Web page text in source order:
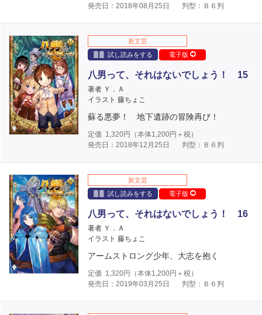
発売日：2018年08月25日
判型：Ｂ６判
新文芸
試し読みをする
電子版
八男って、それはないでしょう！ 15
著者 Ｙ．Ａ
イラスト 藤ちょこ
蘇る悪夢！ 地下遺跡の冒険再び！
定価 1,320円（本体1,200円＋税）
発売日：2018年12月25日
判型：Ｂ６判
新文芸
試し読みをする
電子版
八男って、それはないでしょう！ 16
著者 Ｙ．Ａ
イラスト 藤ちょこ
アームストロング少年、大志を抱く
定価 1,320円（本体1,200円＋税）
発売日：2019年03月25日
判型：Ｂ６判